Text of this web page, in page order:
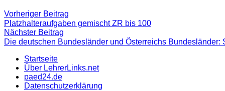
Beitragsnavigation
Vorheriger Beitrag
Beitrag:
Platzhalteraufgaben gemischt ZR bis 100
Nächster Beitrag
Beitrag
Die deutschen Bundesländer und Österreichs Bundesländer:
Startseite
Über LehrerLinks.net
paed24.de
Datenschutzerklärung